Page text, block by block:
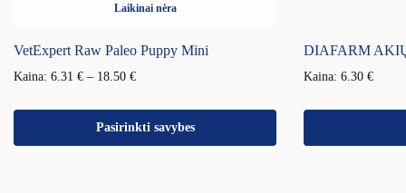
Laikinai nėra
VetExpert Raw Paleo Puppy Mini
Kaina: 6.31 € – 18.50 €
Pasirinkti savybes
DIAFARM
Kaina: 6.30 €